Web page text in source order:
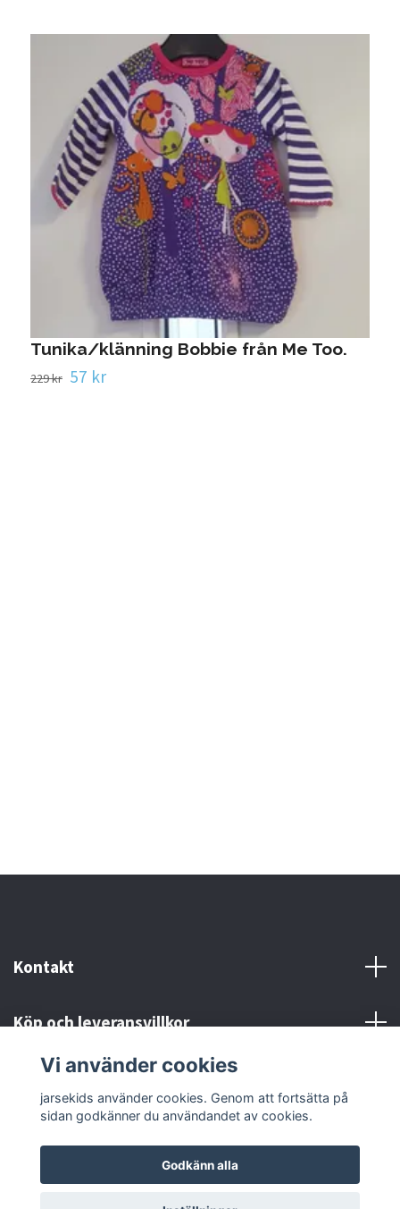
Tunika/klänning Bobbie från Me Too.
229 kr 57 kr
Kontakt
Köp och leveransvillkor
Sociala medier
© 2026 jarsekidsPowered by Quickbutik
Vi använder cookies
jarsekids använder cookies. Genom att fortsätta på
sidan godkänner du användandet av cookies.
Godkänn alla